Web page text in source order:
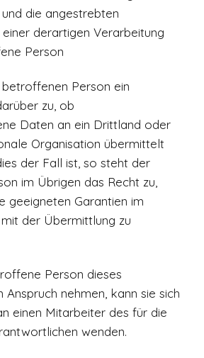
die angestrebten
derartigen Verarbeitung
Person
Person ein
zu, ob
Daten an ein Drittland oder
Organisation übermittelt
der Fall ist, so steht der
im Übrigen das Recht zu,
geeigneten Garantien im
der Übermittlung zu
Person dieses
Anspruch nehmen, kann sie sich
einen Mitarbeiter des für die
wenden.